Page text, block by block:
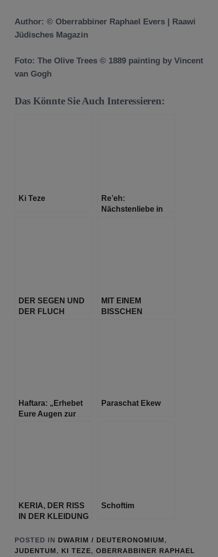
Author: © Oberrabbiner Raphael Evers | Raawi
Jüdisches Magazin
Foto: The Olive Trees © 1889 painting by Vincent
van Gogh
Das Könnte Sie Auch Interessieren:
Ki Teze
Re’eh:
Nächstenliebe in
DER SEGEN UND
DER FLUCH
MIT EINEM
BISSCHEN
Haftara: „Erhebet
Eure Augen zur
Paraschat Ekew
KERIA, DER RISS
IN DER KLEIDUNG
SCHIW’A
Schoftim
POSTED IN DWARIM / DEUTERONOMIUM,
JUDENTUM, KI TEZE, OBERRABBINER RAPHAEL